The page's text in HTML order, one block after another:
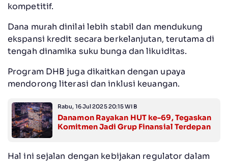
kompetitif.
Dana murah dinilai lebih stabil dan mendukung
ekspansi kredit secara berkelanjutan, terutama di
tengah dinamika suku bunga dan likuiditas.
Program DHB juga dikaitkan dengan upaya
mendorong literasi dan inklusi keuangan.
Rabu, 16 Jul 2025 20:15 WIB
Danamon Rayakan HUT ke-69, Tegaskan
Komitmen Jadi Grup Finansial Terdepan
Hal ini sejalan dengan kebijakan regulator dalam